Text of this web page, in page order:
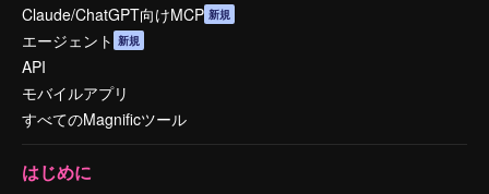
Claude/ChatGPT向けMCP 新規
エージェント 新規
API
モバイルアプリ
すべてのMagnificツール
はじめに